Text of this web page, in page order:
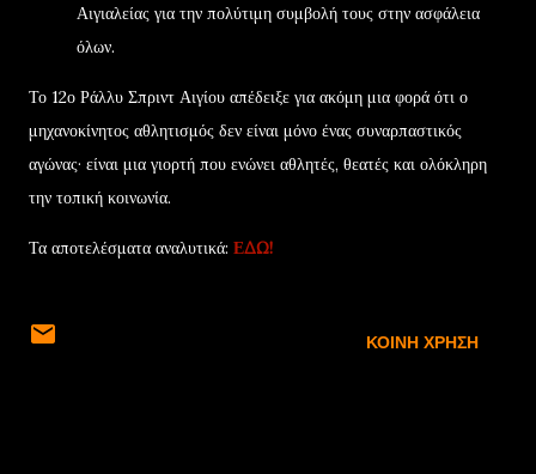
Αιγιαλείας για την πολύτιμη συμβολή τους στην ασφάλεια
όλων.
Το 12ο Ράλλυ Σπριντ Αιγίου απέδειξε για ακόμη μια φορά ότι ο
μηχανοκίνητος αθλητισμός δεν είναι μόνο ένας συναρπαστικός
αγώνας· είναι μια γιορτή που ενώνει αθλητές, θεατές και ολόκληρη
την τοπική κοινωνία.
Τα αποτελέσματα αναλυτικά: ΕΔΩ!
ΚΟΙΝΉ ΧΡΉΣΗ